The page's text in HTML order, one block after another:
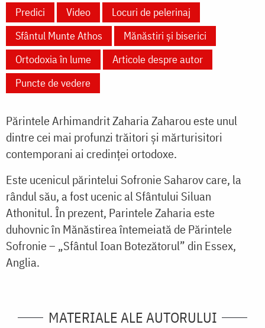
Predici
Video
Locuri de pelerinaj
Sfântul Munte Athos
Mănăstiri și biserici
Ortodoxia în lume
Articole despre autor
Puncte de vedere
Părintele Arhimandrit Zaharia Zaharou este unul
dintre cei mai profunzi trăitori și mărturisitori
contemporani ai credinței ortodoxe.
Este ucenicul părintelui Sofronie Saharov care, la
rândul său, a fost ucenic al Sfântului Siluan
Athonitul. În prezent, Parintele Zaharia este
duhovnic în Mănăstirea întemeiată de Părintele
Sofronie – „Sfântul Ioan Botezătorul” din Essex,
Anglia.
MATERIALE ALE AUTORULUI